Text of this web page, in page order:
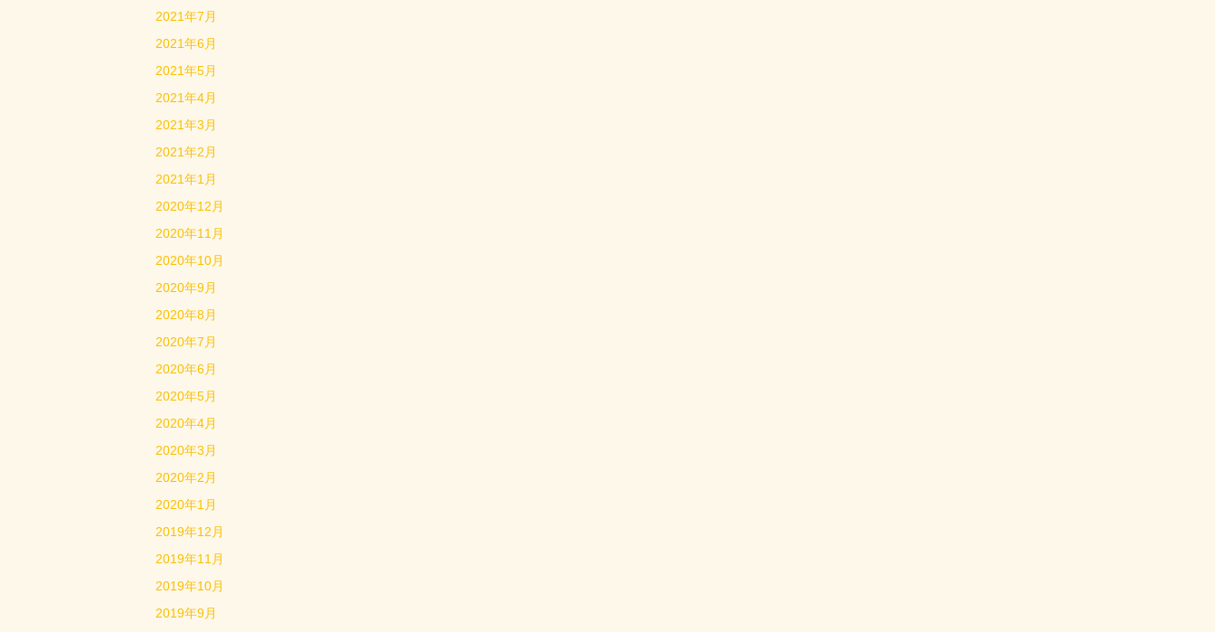
2021年7月
2021年6月
2021年5月
2021年4月
2021年3月
2021年2月
2021年1月
2020年12月
2020年11月
2020年10月
2020年9月
2020年8月
2020年7月
2020年6月
2020年5月
2020年4月
2020年3月
2020年2月
2020年1月
2019年12月
2019年11月
2019年10月
2019年9月